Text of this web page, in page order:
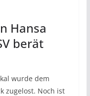
Hansa
berät
wurde dem
zugelost. Noch ist